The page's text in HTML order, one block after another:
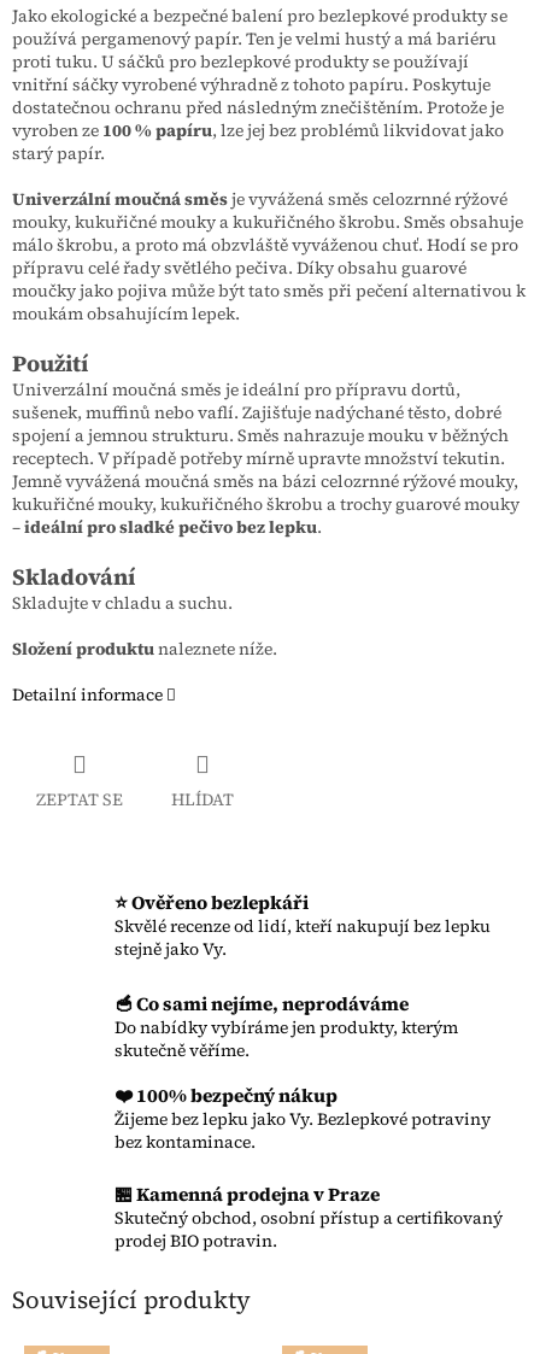
Jako ekologické a bezpečné balení pro bezlepkové produkty se
používá pergamenový papír. Ten je velmi hustý a má bariéru
proti tuku. U sáčků pro bezlepkové produkty se používají
vnitřní sáčky vyrobené výhradně z tohoto papíru. Poskytuje
dostatečnou ochranu před následným znečištěním. Protože je
vyroben ze 100 % papíru, lze jej bez problémů likvidovat jako
starý papír.
Univerzální moučná směsje vyvážená směs celozrnné rýžové
mouky, kukuřičné mouky a kukuřičného škrobu. Směs obsahuje
málo škrobu, a proto má obzvláště vyváženou chuť. Hodí se pro
přípravu celé řady světlého pečiva. Díky obsahu guarové
moučky jako pojiva může být tato směs při pečení alternativou k
moukám obsahujícím lepek.
Použití
Univerzální moučná směs je ideální pro přípravu dortů,
sušenek, muffinů nebo vaflí. Zajišťuje nadýchané těsto, dobré
spojení a jemnou strukturu. Směs nahrazuje mouku v běžných
receptech. V případě potřeby mírně upravte množství tekutin.
Jemně vyvážená moučná směs na bázi celozrnné rýžové mouky,
kukuřičné mouky, kukuřičného škrobu a trochy guarové mouky
–ideální pro sladké pečivo bez lepku.
Skladování
Skladujte v chladu a suchu.
Složení produktunaleznete níže.
Detailní informace
ZEPTAT SE HLÍDAT
⭐ Ověřeno bezlepkáři
Skvělé recenze od lidí, kteří nakupují bez lepku
stejně jako Vy.
🥣 Co sami nejíme, neprodáváme
Do nabídky vybíráme jen produkty, kterým
skutečně věříme.
❤️ 100% bezpečný nákup
Žijeme bez lepku jako Vy. Bezlepkové potraviny
bez kontaminace.
🏪 Kamenná prodejna v Praze
Skutečný obchod, osobní přístup a certifikovaný
prodej BIO potravin.
Související produkty